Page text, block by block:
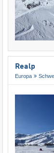
Realp
Europa